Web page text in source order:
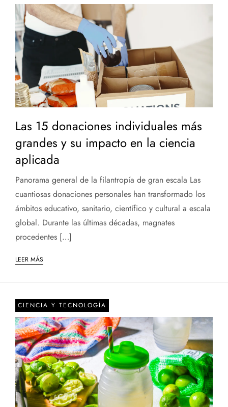
Las 15 donaciones individuales más
grandes y su impacto en la ciencia
aplicada
Panorama general de la filantropía de gran escala Las
cuantiosas donaciones personales han transformado los
ámbitos educativo, sanitario, científico y cultural a escala
global. Durante las últimas décadas, magnates
procedentes […]
LEER MÁS
CIENCIA Y TECNOLOGÍA